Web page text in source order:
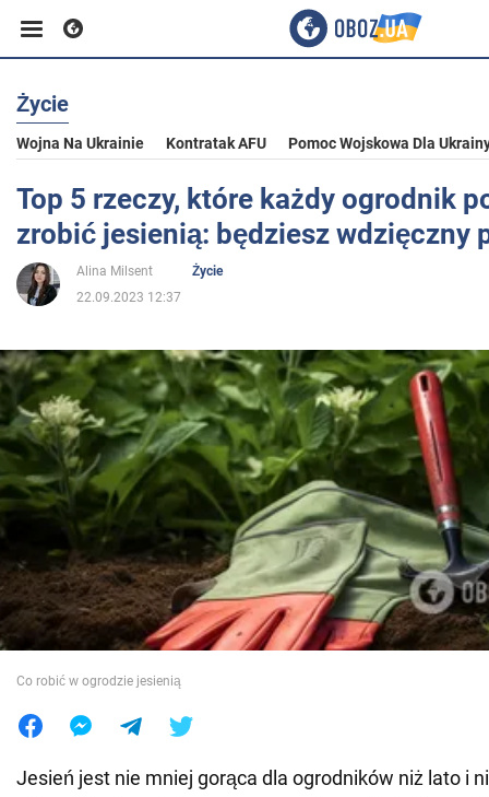
Biznes
Sport
Rozrywka
Polityka
Społeczeństwo
Wojna na Ukrainie
Świat
Jedzenie
Życie
Wojna Na Ukrainie Kontratak AFU Pomoc Wojskowa Dla
Top 5 rzeczy, które każdy ogrodnik
zrobić jesienią: będziesz wdzięczny
Alina Milsent
Życie
22.09.2023 12:37
Co robić w ogrodzie jesienią
Jesień jest nie mniej gorąca dla ogrodników niż lato i